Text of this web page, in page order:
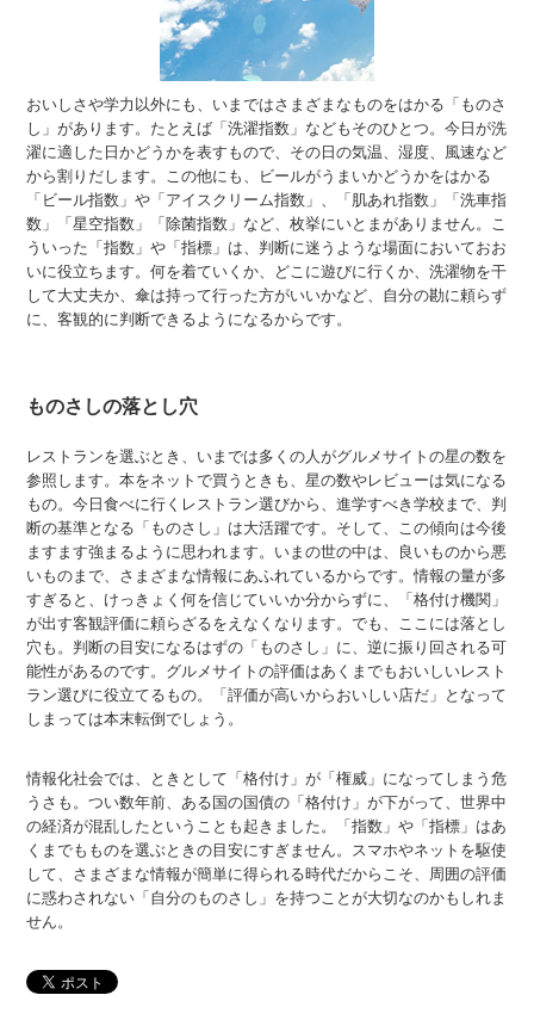
おいしさや学力以外にも、いまではさまざまなものをはかる「ものさ
し」があります。たとえば「洗濯指数」などもそのひとつ。今日が洗
濯に適した日かどうかを表すもので、その日の気温、湿度、風速など
から割りだします。この他にも、ビールがうまいかどうかをはかる
「ビール指数」や「アイスクリーム指数」、「肌あれ指数」「洗車指
数」「星空指数」「除菌指数」など、枚挙にいとまがありません。こ
ういった「指数」や「指標」は、判断に迷うような場面においておお
いに役立ちます。何を着ていくか、どこに遊びに行くか、洗濯物を干
して大丈夫か、傘は持って行った方がいいかなど、自分の勘に頼らず
に、客観的に判断できるようになるからです。
ものさしの落とし穴
レストランを選ぶとき、いまでは多くの人がグルメサイトの星の数を
参照します。本をネットで買うときも、星の数やレビューは気になる
もの。今日食べに行くレストラン選びから、進学すべき学校まで、判
断の基準となる「ものさし」は大活躍です。そして、この傾向は今後
ますます強まるように思われます。いまの世の中は、良いものから悪
いものまで、さまざまな情報にあふれているからです。情報の量が多
すぎると、けっきょく何を信じていいか分からずに、「格付け機関」
が出す客観評価に頼らざるをえなくなります。でも、ここには落とし
穴も。判断の目安になるはずの「ものさし」に、逆に振り回される可
能性があるのです。グルメサイトの評価はあくまでもおいしいレスト
ラン選びに役立てるもの。「評価が高いからおいしい店だ」となって
しまっては本末転倒でしょう。
情報化社会では、ときとして「格付け」が「権威」になってしまう危
うさも。つい数年前、ある国の国債の「格付け」が下がって、世界中
の経済が混乱したということも起きました。「指数」や「指標」はあ
くまでもものを選ぶときの目安にすぎません。スマホやネットを駆使
して、さまざまな情報が簡単に得られる時代だからこそ、周囲の評価
に惑わされない「自分のものさし」を持つことが大切なのかもしれま
せん。